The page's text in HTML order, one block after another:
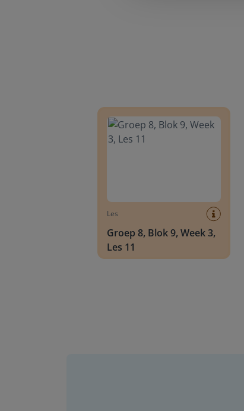
Les
Groep 8, Blok 9, Week 3,
Les 11